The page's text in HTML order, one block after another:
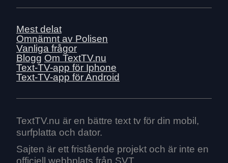
Ons 24 juni
Mån 22 juni
Sön 21 juni
Lör 20 juni
Fre 19 juni
Tis 16 juni
Mån 15 juni
Sön 14 juni
Mest delat
Omnämnt av Polisen
Vanliga frågor
Blogg Om TextTV.nu
Text-TV-app för Iphone
Text-TV-app för Android
TextTV.nu är en bättre text tv för din mobil,
surfplatta och dator.
Sajten är ett fristående projekt och är inte en
officiell webbplats från SVT.